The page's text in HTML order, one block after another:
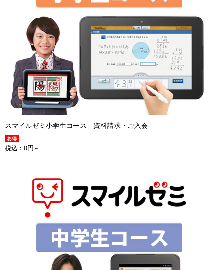
スマイルゼミ小学生コース 資料請求・ご入会
税込： 0円～